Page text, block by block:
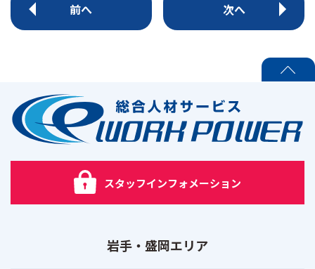
前へ 次へ
スタッフインフォメーション
岩手・盛岡エリア